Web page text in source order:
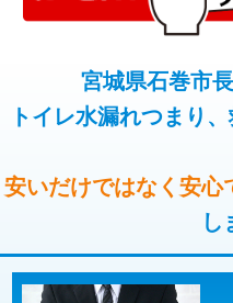
コンクリート斫り（厚さ10
モルタル補修（厚さ10㎝ま
モルタル補修（厚さ10㎝超
止水・漏水調査・防水処理
理・調整・分解・加工など
止水・漏水調査・防水処理・
理・調整・分解・加工など
止水・漏水調査・防水処理・
その他部品の脱着
宮城県石巻市
トイレ水漏れつまり
安いだけではなく安心
し